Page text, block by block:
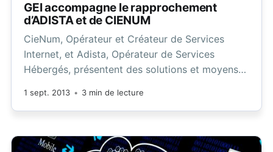
GEI accompagne le rapprochement
d’ADISTA et de CIENUM
CieNum, Opérateur et Créateur de Services
Internet, et Adista, Opérateur de Services
Hébergés, présentent des solutions et moyens
renforcer une position unique en France.
1 sept. 2013 • 3 min de lecture